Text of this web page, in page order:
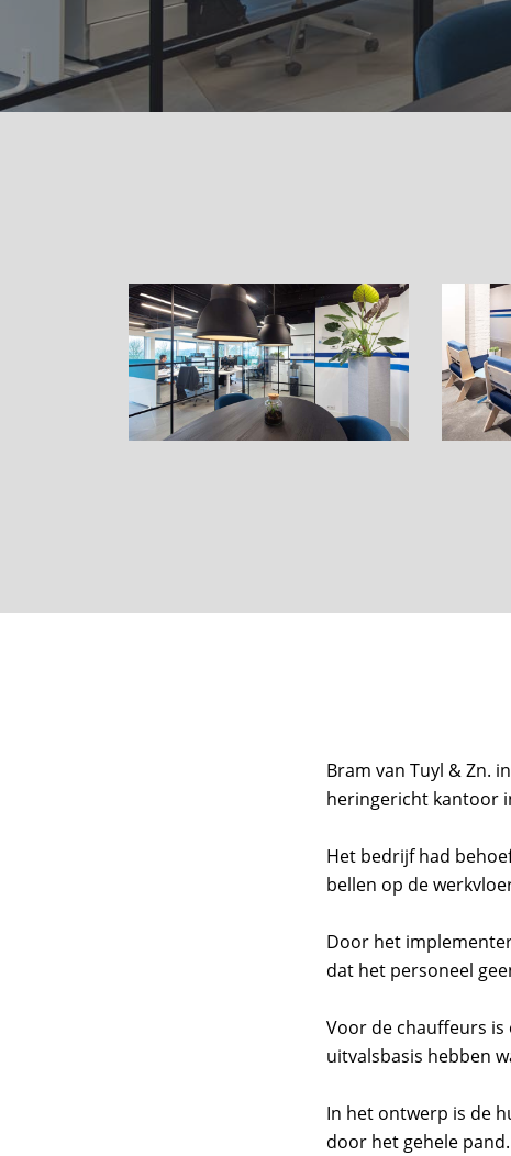
Bram van Tuyl & Zn.
heringericht kantoor
Het bedrijf had
bellen op de
Door het
dat het personeel
Voor de chauffeurs is
uitvalsbasis hebben
In het ontwerp is de
door het gehele